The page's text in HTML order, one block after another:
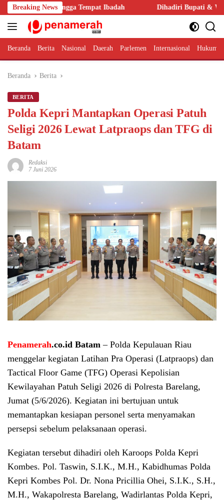
Langsung
ke
konten
Breaking News
hingga Tempat Ibadah Dihadiri Bupati & Wabup Pringsewu,
Beranda Berita Nasional Daerah Parlemen Internasional Hukum
Beranda Berita
BERITA
Polda Kepri Mantapkan Operasi Patuh
Seligi 2026 Lewat Latpraops dan TFG di
Batam
Redaksi
7 Juni 2026
Penamerah.co.id Batam – Polda Kepulauan Riau
menggelar kegiatan Latihan Pra Operasi (Latpraops) dan
Tactical Floor Game (TFG) Operasi Kepolisian
Kewilayahan Patuh Seligi 2026 di Polresta Barelang,
Jumat (5/6/2026). Kegiatan ini bertujuan untuk
memantapkan kesiapan personel serta menyamakan
persepsi sebelum pelaksanaan operasi.
Kegiatan tersebut dihadiri oleh Karoops Polda Kepri
Kombes. Pol. Taswin, S.I.K., M.H., Kabidhumas Polda
Kepri Kombes Pol. Dr. Nona Pricillia Ohei, S.I.K., S.H.,
M.H., Wakapolresta Barelang, Wadirlantas Polda Kepri,